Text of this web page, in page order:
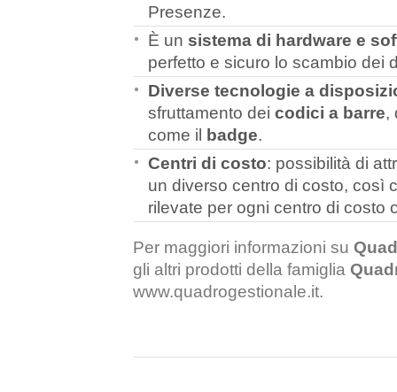
Presenze.
È un sistema di hardware e
perfetto e sicuro lo scambio dei
Diverse tecnologie a
sfruttamento dei codici a barre,
come il badge.
Centri di costo: possibilità di
un diverso centro di costo, così
rilevate per ogni centro di costo
Per maggiori informazioni su
gli altri prodotti della famiglia
www.quadrogestionale.it.